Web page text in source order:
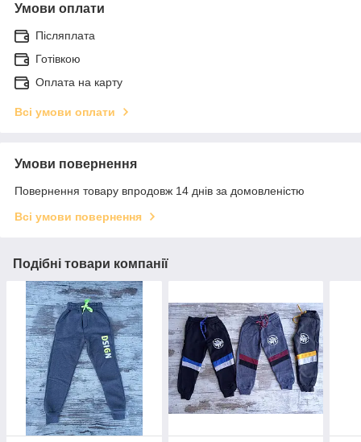
Умови оплати
Післяплата
Готівкою
Оплата на карту
Всі умови оплати
Умови повернення
Повернення товару впродовж 14 днів за домовленістю
Всі умови повернення
Подібні товари компанії